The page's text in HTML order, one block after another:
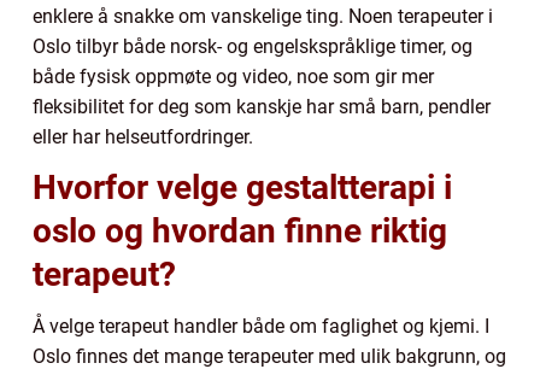
enklere å snakke om vanskelige ting. Noen terapeuter i
Oslo tilbyr både norsk- og engelskspråklige timer, og
både fysisk oppmøte og video, noe som gir mer
fleksibilitet for deg som kanskje har små barn, pendler
eller har helseutfordringer.
Hvorfor velge gestaltterapi i
oslo og hvordan finne riktig
terapeut?
Å velge terapeut handler både om faglighet og kjemi. I
Oslo finnes det mange terapeuter med ulik bakgrunn, og